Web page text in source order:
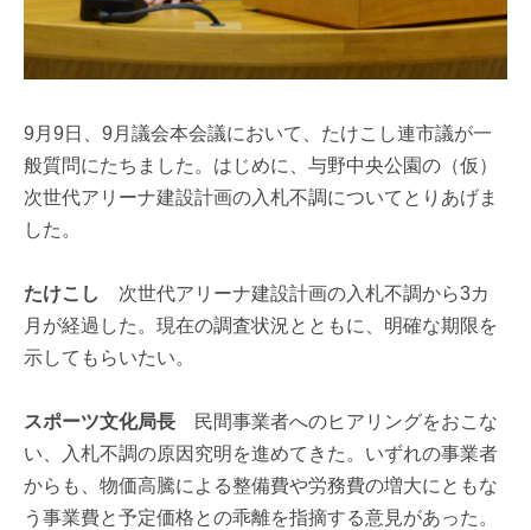
9月9日、9月議会本会議において、たけこし連市議が一
般質問にたちました。はじめに、与野中央公園の（仮）
次世代アリーナ建設計画の入札不調についてとりあげま
した。
たけこし
次世代アリーナ建設計画の入札不調から3カ
月が経過した。現在の調査状況とともに、明確な期限を
示してもらいたい。
スポーツ文化局長 民間事業者へのヒアリングをおこな
い、入札不調の原因究明を進めてきた。いずれの事業者
からも、物価高騰による整備費や労務費の増大にともな
う事業費と予定価格との乖離を指摘する意見があった。